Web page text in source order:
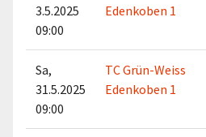
3.5.2025
09:00
Edenkoben 1
Sa,
31.5.2025
09:00
TC Grün-Weiss
Edenkoben 1